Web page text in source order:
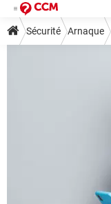
Sécurité Arnaque